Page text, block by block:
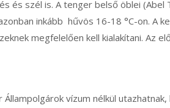
és szél is. A tenger belső öblei (Abel
inkább hűvös 16-18 °C-on. A
megfelelően kell kialakítani. Az
Állampolgárok vízum nélkül